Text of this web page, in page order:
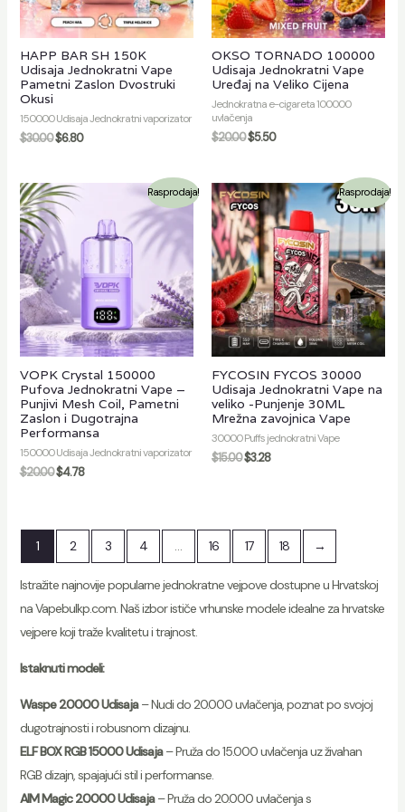
HAPP BAR SH 150K
Udisaja Jednokratni Vape
Pametni Zaslon Dvostruki
Okusi
150000 Udisaja Jednokratni vaporizator
$30.00$6.80
OKSO TORNADO 100000
Udisaja Jednokratni Vape
Uređaj na Veliko Cijena
Jednokratna e-cigareta 100000
uvlačenja
$20.00$5.50
Rasprodaja!
VOPK Crystal 150000
Pufova Jednokratni Vape –
Punjivi Mesh Coil, Pametni
Zaslon i Dugotrajna
Performansa
150000 Udisaja Jednokratni vaporizator
$20.00$4.78
Rasprodaja!
FYCOSIN FYCOS 30000
Udisaja Jednokratni Vape na
veliko -Punjenje 30ML
Mrežna zavojnica Vape
30000 Puffs jednokratni Vape
$15.00$3.28
1 2 3 4 … 16 17 18 →
Istražite najnovije popularne jednokratne vejpove dostupne u Hrvatskoj
na Vapebulkp.com. Naš izbor ističe vrhunske modele idealne za hrvatske
vejpere koji traže kvalitetu i trajnost.
Istaknuti modeli:
Waspe 20000 Udisaja– Nudi do 20.000 uvlačenja, poznat po svojoj
dugotrajnosti i robusnom dizajnu.
ELF BOX RGB 15000 Udisaja– Pruža do 15.000 uvlačenja uz živahan
RGB dizajn, spajajući stil i performanse.
AIM Magic 20000 Udisaja– Pruža do 20.000 uvlačenja s